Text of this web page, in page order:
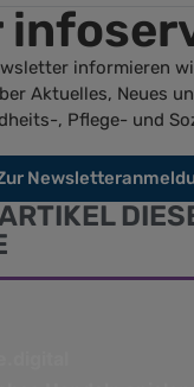
informieren
Aktuelles, Neues
, Pflege- und